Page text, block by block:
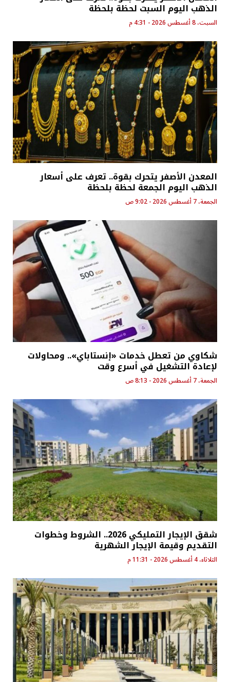
الذهب اليوم السبت لحظة بلحظة
السبت، 8 أغسطس 2026 - 4:31 م
المعدن الأصفر يتحرك بقوة.. تعرف على أسعار
الذهب اليوم الجمعة لحظة بلحظة
الجمعة، 7 أغسطس 2026 - 9:02 ص
شكاوي من تعطل خدمات «إنستاباي».. ومحاولات
لإعادة التشغيل في أسرع وقت
الجمعة، 7 أغسطس 2026 - 8:13 ص
شقق الإيجار التمليكي 2026.. الشروط وخطوات
التقديم وقيمة الإيجار الشهرية
الثلاثاء، 4 أغسطس 2026 - 11:31 م